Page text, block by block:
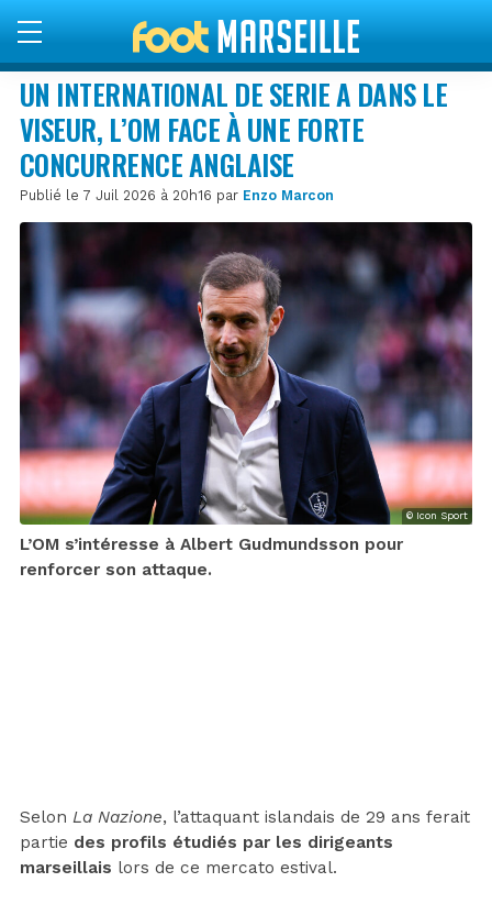
UN INTERNATIONAL DE SERIE A DANS LE
VISEUR, L’OM FACE À UNE FORTE
CONCURRENCE ANGLAISE
Publié le 7 Juil 2026 à 20h16 par Enzo Marcon
© Icon Sport
L’OM s’intéresse à Albert Gudmundsson pour
renforcer son attaque.
Selon La Nazione, l’attaquant islandais de 29 ans ferait
partie des profils étudiés par les dirigeants
marseillais lors de ce mercato estival.